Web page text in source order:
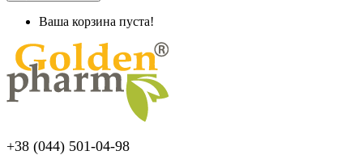
Ваша корзина пуста!
+38 (044) 501-04-98